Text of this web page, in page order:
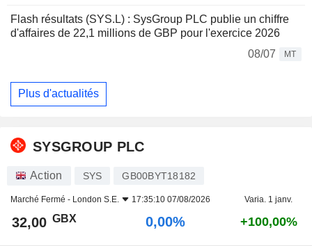
Flash résultats (SYS.L) : SysGroup PLC publie un chiffre
d'affaires de 22,1 millions de GBP pour l'exercice 2026
08/07
MT
Plus d'actualités
SYSGROUP PLC
Action SYS GB00BYT18182
Marché Fermé - London S.E. 17:35:10 07/08/2026 Varia. 1 janv.
32,00 GBX 0,00% +100,00%